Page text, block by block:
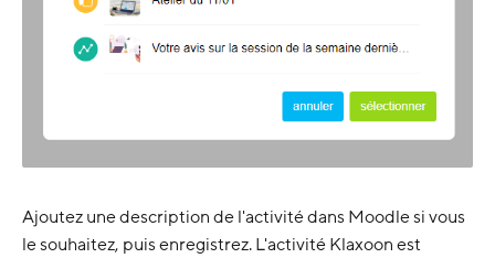
Ajoutez une description de l'activité dans Moodle si vous
le souhaitez, puis enregistrez. L'activité Klaxoon est